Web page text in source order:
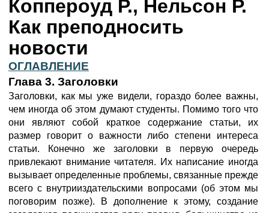
Коппероуд Р., Нельсон Р.
Как преподносить
новости
ОГЛАВЛЕНИЕ
Глава 3. Заголовки
Заголовки, как мы уже видели, гораздо более важны,
чем иногда об этом думают студенты. Помимо того что
они являют собой краткое содержание статьи, их
размер говорит о важности либо степени интереса
статьи. Конечно же заголовки в первую очередь
привлекают внимание читателя. Их написание иногда
вызывает определенные проблемы, связанные прежде
всего с внутрииздательскими вопросами (об этом мы
поговорим позже). В дополнение к этому, создание